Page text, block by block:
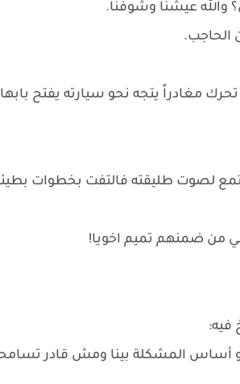
والله عيشنا وشوفنا.
الحاجب.
مغادراً يتجه نحو سيارته يفتح
لصوت طليقته فالتفت بخطوات
من ضمنهم تميم اخويا!
فيه:
أساس المشكلة بينا ومش قادر